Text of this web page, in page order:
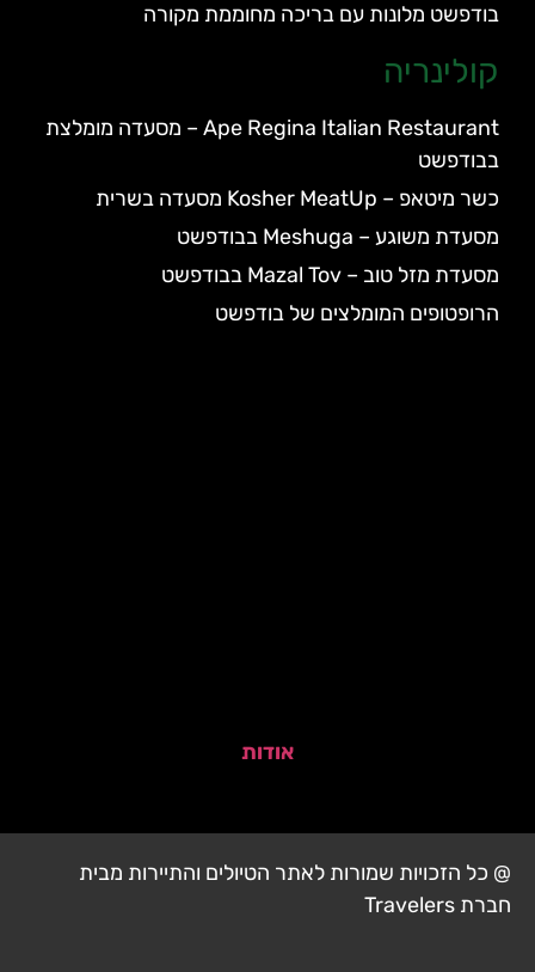
בודפשט מלונות עם בריכה מחוממת מקורה
קולינריה
Ape Regina Italian Restaurant – מסעדה מומלצת
בבודפשט
כשר מיטאפ – Kosher MeatUp מסעדה בשרית
מסעדת משוגע – Meshuga בבודפשט
מסעדת מזל טוב – Mazal Tov בבודפשט
הרופטופים המומלצים של בודפשט
אודות
@ כל הזכויות שמורות לאתר הטיולים והתיירות מבית
חברת Travelers